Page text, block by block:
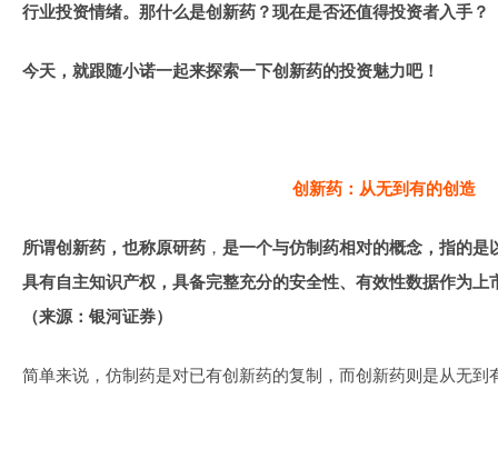
行业投资情绪。那什么是创新药？现在是否还值得投资者入手？
今天，就跟随小诺一起来探索一下创新药的投资魅力吧！
创新药：从无到有的创造
所谓创新药，也称原研药 ， 是一个与仿制药相对的概念，指的
具有自主知识产权，具备完整充分的安全性、有效性数据作为上
（来源：银河证券）
简单来说，仿制药是对已有创新药的复制，而创新药则是从无到